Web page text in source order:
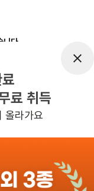
니다
하기
료 취득
올라가요